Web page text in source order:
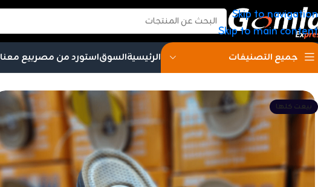
Skip to navigation
Skip to main content
جميع التصنيفات الرئيسيةالسوقاستورد من مصربيع معنا
بيعت كلها